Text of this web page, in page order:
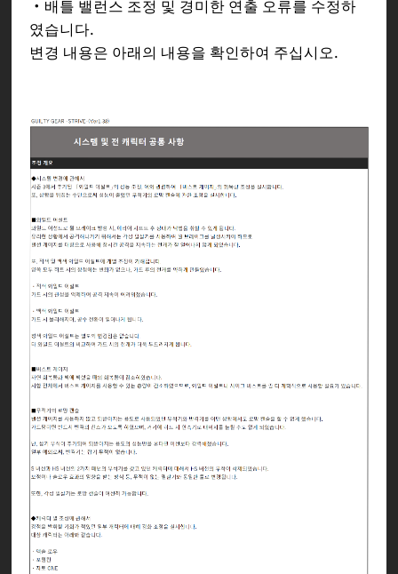
・배틀 밸런스 조정 및 경미한 연출 오류를 수정하
였습니다.
변경 내용은 아래의 내용을 확인하여 주십시오.